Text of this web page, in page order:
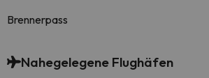
Brennerpass
Nahegelegene Flughäfen